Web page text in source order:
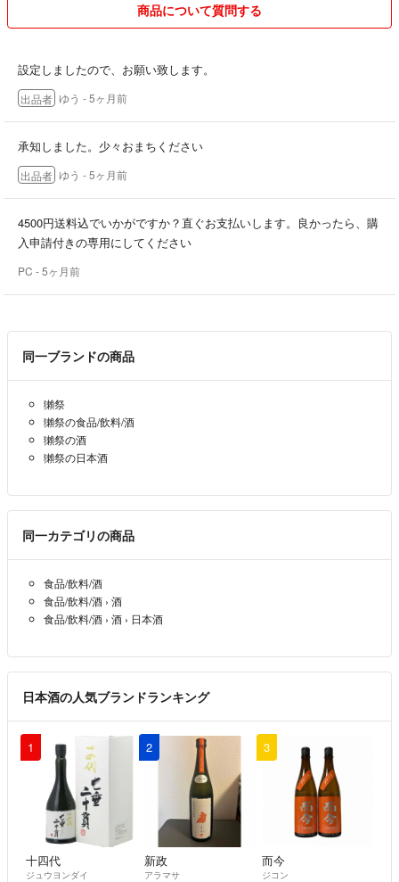
商品について質問する
設定しましたので、お願い致します。
出品者 ゆう - 5ヶ月前
承知しました。少々おまちください
出品者 ゆう - 5ヶ月前
4500円送料込でいかがですか？直ぐお支払いします。良かったら、購
入申請付きの専用にしてください
PC - 5ヶ月前
同一ブランドの商品
獺祭
獺祭の食品/飲料/酒
獺祭の酒
獺祭の日本酒
同一カテゴリの商品
食品/飲料/酒
食品/飲料/酒 › 酒
食品/飲料/酒 › 酒 › 日本酒
日本酒の人気ブランドランキング
1
十四代
ジュウヨンダイ
2
新政
アラマサ
3
而今
ジコン